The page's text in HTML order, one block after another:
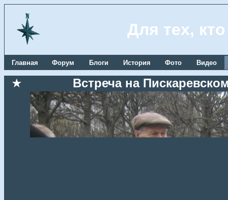
Для тех,
Главная Форум Блоги История Фото Видео
★ Встреча на